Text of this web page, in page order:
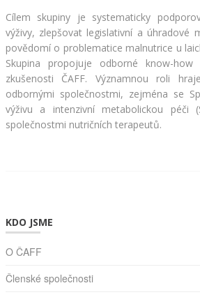
Cílem skupiny je systematicky
výživy, zlepšovat legislativní a úhradové
povědomí o problematice malnutrice u
Skupina propojuje odborné know-
zkušenosti ČAFF. Významnou roli
odbornými společnostmi, zejména se
výživu a intenzivní metabolickou péči
společnostmi nutričních terapeutů.
KDO JSME
O ČAFF
Členské společnosti